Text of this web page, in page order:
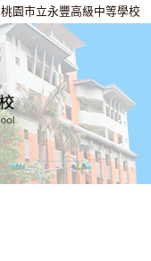
桃園市立永豐高級中等學校